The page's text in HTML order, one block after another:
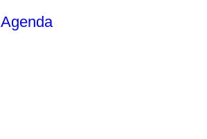
Agenda